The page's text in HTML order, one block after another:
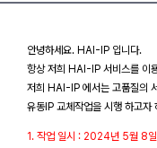
안녕하세요. HAI-IP 입니다.
항상 저희 HAI-IP 서비스를 이
저희 HAI-IP 에서는 고품질의
유동IP 교체작업을 시행 하고자
1. 작업 일시 : 2024년 5월